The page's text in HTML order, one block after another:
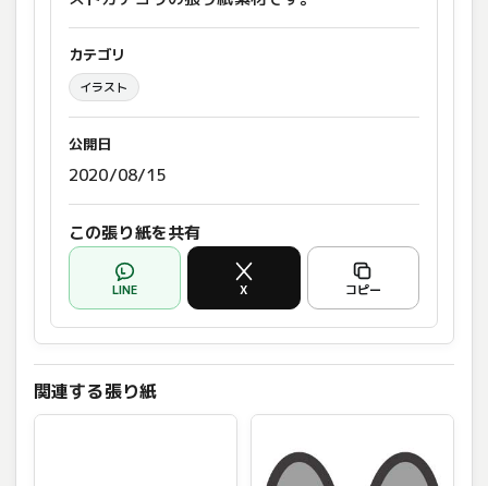
カテゴリ
イラスト
公開日
2020/08/15
この張り紙を共有
LINE X コピー
関連する張り紙